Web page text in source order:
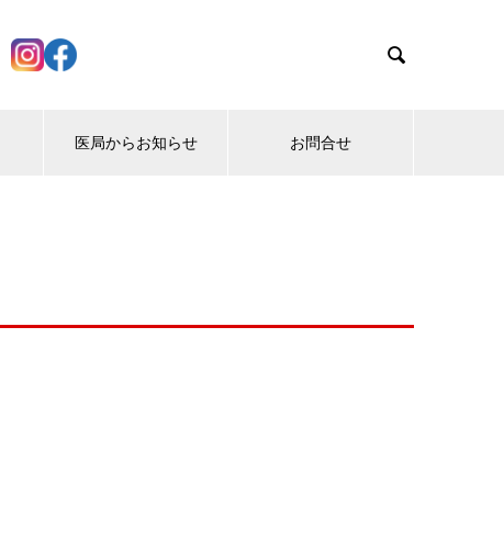

医局からお知らせ お問合せ